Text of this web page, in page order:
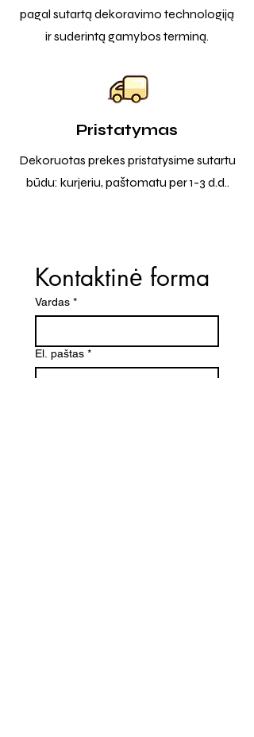
pagal sutartą dekoravimo technologiją
ir suderintą gamybos terminą.
Pristatymas
Dekoruotas prekes pristatysime sutartu
būdu: kurjeriu, paštomatu per 1-3 d.d..
Kontaktinė forma
Vardas *
El. paštas *